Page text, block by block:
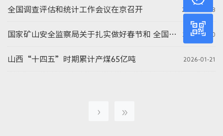
全国调查评估和统计工作会议在京召开 2026-02-28
国家矿山安全监察局关于扎实做好春节和 全国两会期间矿山安全风险防范工作的通知 矿安〔2026〕30号 2026-01-30
山西“十四五”时期累计产煤65亿吨 2026-01-21
› »